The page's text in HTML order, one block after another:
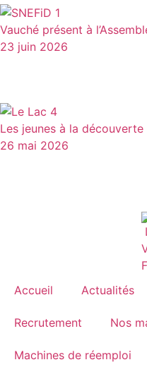
Vauché présent à
23 juin 2026
Les jeunes à la
26 mai 2026
Accueil Actualités
Recrutement Nos
Machines de réemploi